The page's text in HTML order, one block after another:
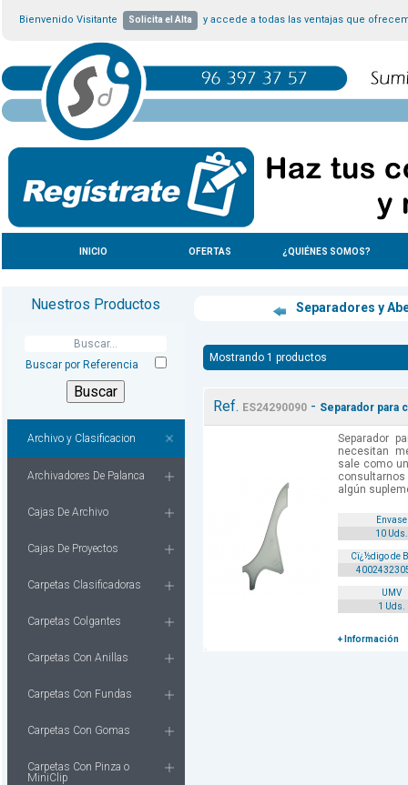
Bienvenido Visitante Solicita el Alta y accede a todas las ventajas que
INICIO OFERTAS ¿QUIÉNES SOMOS?
Nuestros Productos
Buscar por Referencia
Archivo y Clasificacion
Archivadores De Palanca
Cajas De Archivo
Cajas De Proyectos
Carpetas Clasificadoras
Carpetas Colgantes
Carpetas Con Anillas
Carpetas Con Fundas
Carpetas Con Gomas
Carpetas Con Pinza o
MiniClip
Separadores y
Mostrando 1 productos
Ref. ES24290090- Separador para
Separador
necesitan
sale como
algún
Envase
10 Uds.
Cï¿½digo de
UMV
1 Uds.
+ Información